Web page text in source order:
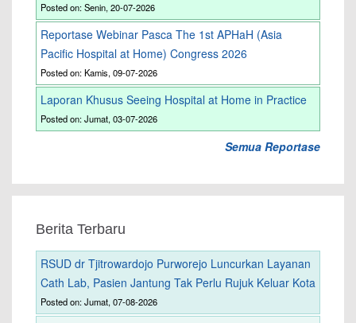
Posted on: Senin, 20-07-2026
Reportase Webinar Pasca The 1st APHaH (Asia
Pacific Hospital at Home) Congress 2026
Posted on: Kamis, 09-07-2026
Laporan Khusus Seeing Hospital at Home in Practice
Posted on: Jumat, 03-07-2026
Semua Reportase
Berita Terbaru
RSUD dr Tjitrowardojo Purworejo Luncurkan Layanan
Cath Lab, Pasien Jantung Tak Perlu Rujuk Keluar Kota
Posted on: Jumat, 07-08-2026